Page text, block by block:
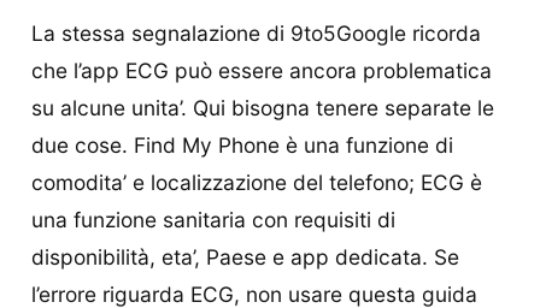
La stessa segnalazione di 9to5Google ricorda
che l’app ECG può essere ancora problematica
su alcune unita’. Qui bisogna tenere separate le
due cose. Find My Phone è una funzione di
comodita’ e localizzazione del telefono; ECG è
una funzione sanitaria con requisiti di
disponibilità, eta’, Paese e app dedicata. Se
l’errore riguarda ECG, non usare questa guida